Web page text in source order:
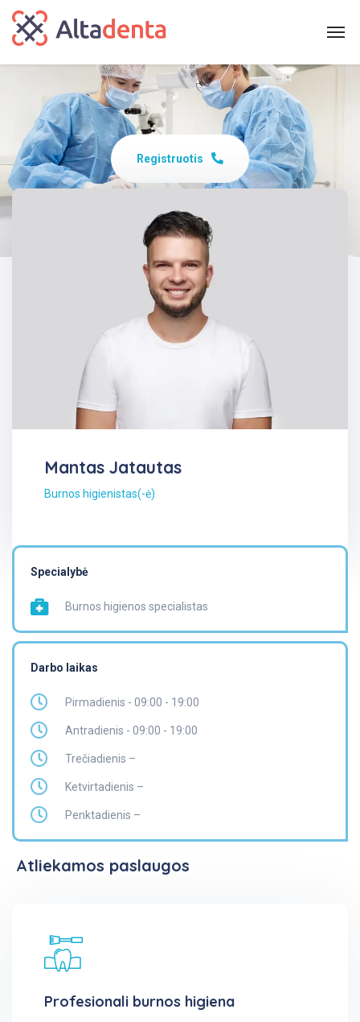
Registruotis
Mantas Jatautas
Burnos higienistas(-ė)
Specialybė
Burnos higienos specialistas
Darbo laikas
Pirmadienis - 09:00 - 19:00
Antradienis - 09:00 - 19:00
Trečiadienis –
Ketvirtadienis –
Penktadienis –
Atliekamos paslaugos
Profesionali burnos higiena